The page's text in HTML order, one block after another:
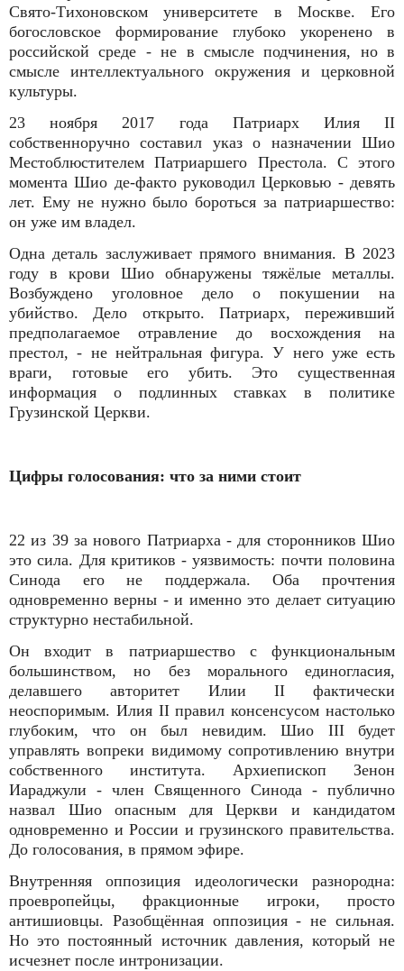
Свято-Тихоновском университете в Москве. Его
богословское формирование глубоко укоренено в
российской среде - не в смысле подчинения, но в
смысле интеллектуального окружения и церковной
культуры.
23 ноября 2017 года Патриарх Илия II
собственноручно составил указ о назначении Шио
Местоблюстителем Патриаршего Престола. С этого
момента Шио де-факто руководил Церковью - девять
лет. Ему не нужно было бороться за патриаршество:
он уже им владел.
Одна деталь заслуживает прямого внимания. В 2023
году в крови Шио обнаружены тяжёлые металлы.
Возбуждено уголовное дело о покушении на
убийство. Дело открыто. Патриарх, переживший
предполагаемое отравление до восхождения на
престол, - не нейтральная фигура. У него уже есть
враги, готовые его убить. Это существенная
информация о подлинных ставках в политике
Грузинской Церкви.
Цифры голосования: что за ними стоит
22 из 39 за нового Патриарха - для сторонников Шио
это сила. Для критиков - уязвимость: почти половина
Синода его не поддержала. Оба прочтения
одновременно верны - и именно это делает ситуацию
структурно нестабильной.
Он входит в патриаршество с функциональным
большинством, но без морального единогласия,
делавшего авторитет Илии II фактически
неоспоримым. Илия II правил консенсусом настолько
глубоким, что он был невидим. Шио III будет
управлять вопреки видимому сопротивлению внутри
собственного института. Архиепископ Зенон
Иараджули - член Священного Синода - публично
назвал Шио опасным для Церкви и кандидатом
одновременно и России и грузинского правительства.
До голосования, в прямом эфире.
Внутренняя оппозиция идеологически разнородна:
проевропейцы, фракционные игроки, просто
антишиовцы. Разобщённая оппозиция - не сильная.
Но это постоянный источник давления, который не
исчезнет после интронизации.